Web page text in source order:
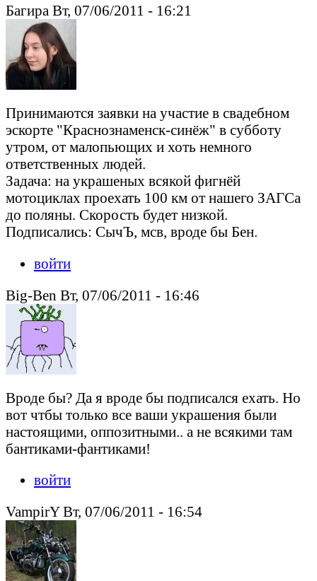
Багира Вт, 07/06/2011 - 16:21
Принимаются заявки на участие в свадебном
эскорте "Краснознаменск-синёж" в субботу
утром, от малопьющих и хоть немного
ответственных людей.
Задача: на украшеных всякой фигнёй
мотоциклах проехать 100 км от нашего ЗАГСа
до поляны. Скорость будет низкой.
Подписались: СычЪ, мсв, вроде бы Бен.
войти
Big-Ben Вт, 07/06/2011 - 16:46
Вроде бы? Да я вроде бы подписался ехать. Но
вот чтбы только все ваши украшения были
настоящими, оппозитными.. а не всякими там
бантиками-фантиками!
войти
VampirY Вт, 07/06/2011 - 16:54